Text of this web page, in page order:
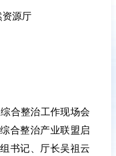
资源厅
合整治工作现场会
合整治产业联盟启
书记、厅长吴祖云